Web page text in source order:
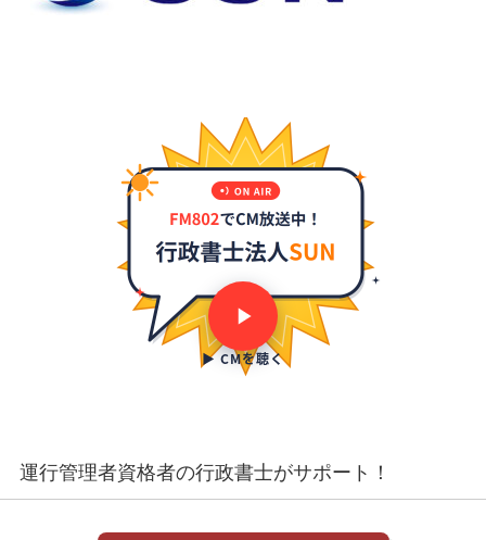
▶ CMを聴く
運行管理者資格者の行政書士がサポート！